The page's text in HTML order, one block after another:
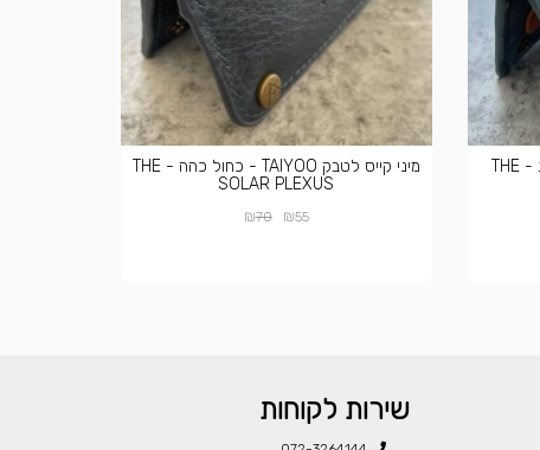
מיני קייס לטבק TAIYOO - תכלת - THE
מיני קייס לטבק TAIYOO - כחול כהה - THE
SOLAR PLEXUS
₪55
₪70
שירות לקוחות